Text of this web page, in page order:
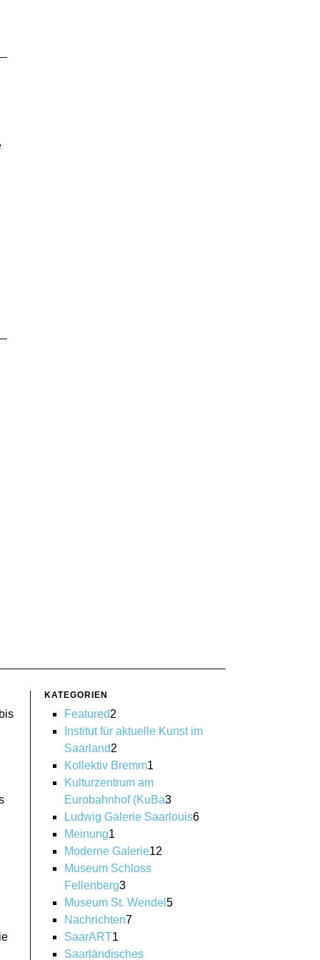
KATEGORIEN
Featured2
Institut für aktuelle Kunst im
Saarland2
Kollektiv Bremm1
Kulturzentrum am
Eurobahnhof (KuBa3
Ludwig Galerie Saarlouis6
Meinung1
Moderne Galerie12
Museum Schloss
Fellenberg3
Museum St. Wendel 5
Nachrichten7
SaarART1
Saarländisches